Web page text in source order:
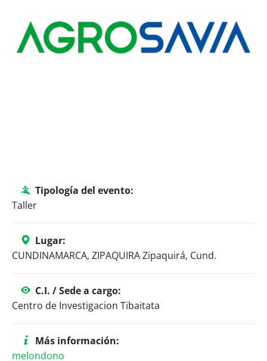
Tipología del evento:
Taller
Lugar:
CUNDINAMARCA, ZIPAQUIRA Zipaquirá, Cund.
C.I. / Sede a cargo:
Centro de Investigacion Tibaitata
Más información:
melondono